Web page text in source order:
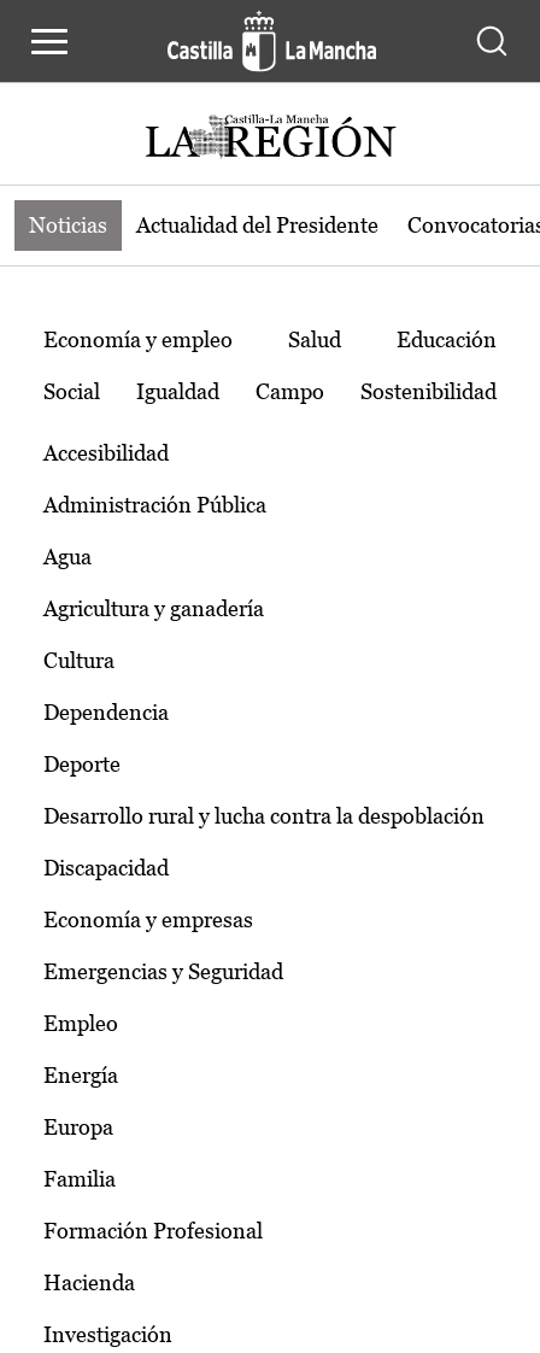
Noticias de la región de Castilla-La
Noticias Actualidad del Presidente
Temas
Economía y empleo Salud Educación
Social Igualdad Campo Sostenibilidad
Accesibilidad
Administración Pública
Agua
Agricultura y ganadería
Cultura
Dependencia
Deporte
Desarrollo rural y lucha contra la despoblación
Discapacidad
Economía y empresas
Emergencias y Seguridad
Empleo
Energía
Europa
Familia
Formación Profesional
Hacienda
Investigación